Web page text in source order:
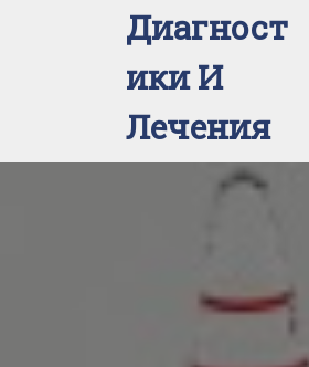
Диагност
Ики И
Лечения